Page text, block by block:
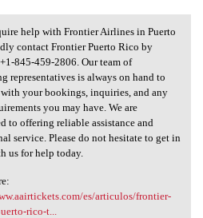
help with
help with Frontier Airlines in Puerto
contact Frontier Puerto Rico by
845-459-2806. Our team of
representatives is always on hand to
your bookings, inquiries, and any
you may have. We are
to offering reliable assistance and
service. Please do not hesitate to get in
us for help today.
es/articulos/frontier-
rico-t...